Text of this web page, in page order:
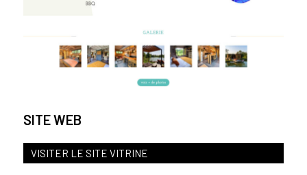
SITE WEB
VISITER LE SITE VITRINE